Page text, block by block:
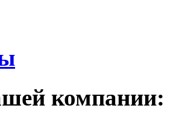
компании: